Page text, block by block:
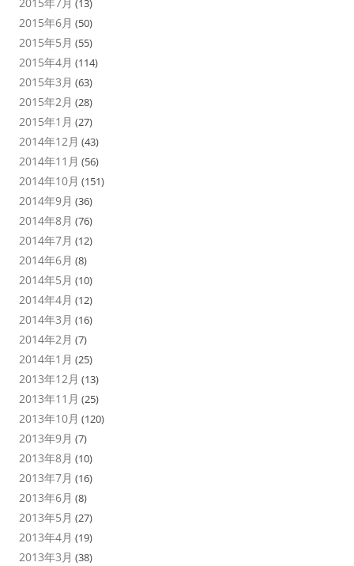
2015年7月 (13)
2015年6月 (50)
2015年5月 (55)
2015年4月 (114)
2015年3月 (63)
2015年2月 (28)
2015年1月 (27)
2014年12月 (43)
2014年11月 (56)
2014年10月 (151)
2014年9月 (36)
2014年8月 (76)
2014年7月 (12)
2014年6月 (8)
2014年5月 (10)
2014年4月 (12)
2014年3月 (16)
2014年2月 (7)
2014年1月 (25)
2013年12月 (13)
2013年11月 (25)
2013年10月 (120)
2013年9月 (7)
2013年8月 (10)
2013年7月 (16)
2013年6月 (8)
2013年5月 (27)
2013年4月 (19)
2013年3月 (38)